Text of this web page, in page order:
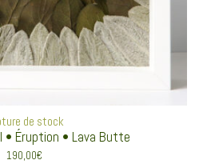
de stock
• Éruption • Lava Butte
190,00€